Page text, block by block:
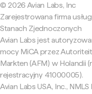
© 2026 Avian Labs, Inc
Zarejestrowana firma
Stanach Zjednoczonych
Avian Labs jest
mocy MiCA przez
Markten (AFM) w Holandii
rejestracyjny 41000005).
Avian Labs USA, Inc.,